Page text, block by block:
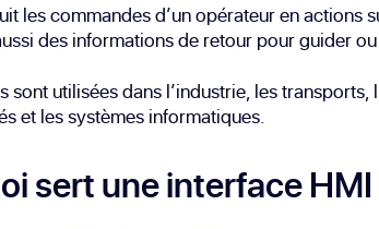
les commandes d’un opérateur en actions
des informations de retour pour guider
sont utilisées dans l’industrie, les transports,
et les systèmes informatiques.
sert une interface HMI